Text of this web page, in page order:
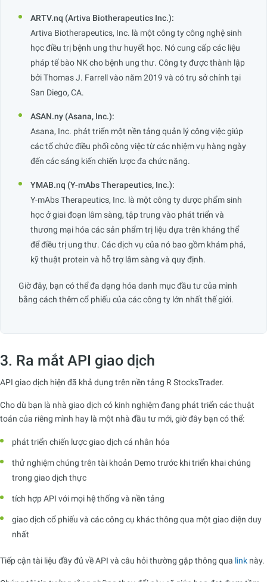
ARTV.nq (Artiva Biotherapeutics Inc.):
Artiva Biotherapeutics, Inc. là một công ty công nghệ sinh
học điều trị bệnh ung thư huyết học. Nó cung cấp các liệu
pháp tế bào NK cho bệnh ung thư. Công ty được thành lập
bởi Thomas J. Farrell vào năm 2019 và có trụ sở chính tại
San Diego, CA.
ASAN.ny (Asana, Inc.):
Asana, Inc. phát triển một nền tảng quản lý công việc giúp
các tổ chức điều phối công việc từ các nhiệm vụ hàng ngày
đến các sáng kiến ​​chiến lược đa chức năng.
YMAB.nq (Y-mAbs Therapeutics, Inc.):
Y-mAbs Therapeutics, Inc. là một công ty dược phẩm sinh
học ở giai đoạn lâm sàng, tập trung vào phát triển và
thương mại hóa các sản phẩm trị liệu dựa trên kháng thể
để điều trị ung thư. Các dịch vụ của nó bao gồm khám phá,
kỹ thuật protein và hỗ trợ lâm sàng và quy định.
Giờ đây, bạn có thể đa dạng hóa danh mục đầu tư của mình
bằng cách thêm cổ phiếu của các công ty lớn nhất thế giới.
3. Ra mắt API giao dịch
API giao dịch hiện đã khả dụng trên nền tảng R StocksTrader.
Cho dù bạn là nhà giao dịch có kinh nghiệm đang phát triển các thuật
toán của riêng mình hay là một nhà đầu tư mới, giờ đây bạn có thể:
phát triển chiến lược giao dịch cá nhân hóa
thử nghiệm chúng trên tài khoản Demo trước khi triển khai chúng
trong giao dịch thực
tích hợp API với mọi hệ thống và nền tảng
giao dịch cổ phiếu và các công cụ khác thông qua một giao diện duy
nhất
Tiếp cận tài liệu đầy đủ về API và câu hỏi thường gặp thông qua link này.